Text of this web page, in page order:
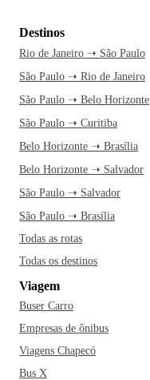
Destinos
Rio de Janeiro ➝ São Paulo
São Paulo ➝ Rio de Janeiro
São Paulo ➝ Belo Horizonte
São Paulo ➝ Curitiba
Belo Horizonte ➝ Brasília
Belo Horizonte ➝ Salvador
São Paulo ➝ Salvador
São Paulo ➝ Brasília
Todas as rotas
Todas os destinos
Viagem
Buser Carro
Empresas de ônibus
Viagens Chapecó
Bus X